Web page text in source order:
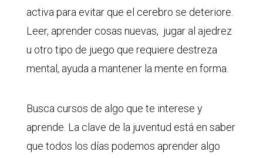
activa para evitar que el cerebro se deteriore.
Leer, aprender cosas nuevas, jugar al ajedrez
u otro tipo de juego que requiere destreza
mental, ayuda a mantener la mente en forma.
Busca cursos de algo que te interese y
aprende. La clave de la juventud está en saber
que todos los días podemos aprender algo